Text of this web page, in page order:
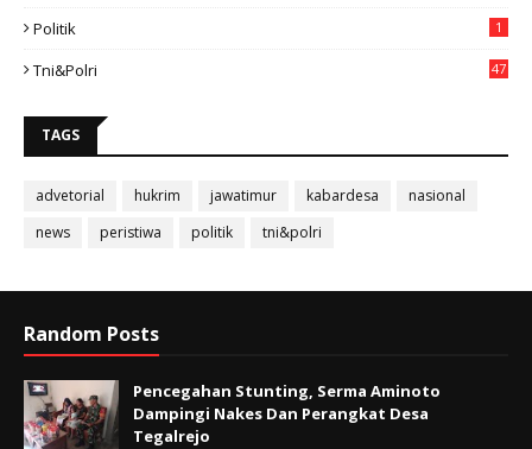
Politik 1
Tni&polri 47
TAGS
advetorial hukrim jawatimur kabardesa
nasional
news
peristiwa politik tni&polri
Random Posts
Pencegahan Stunting, Serma Aminoto
Dampingi Nakes Dan Perangkat Desa
Tegalrejo